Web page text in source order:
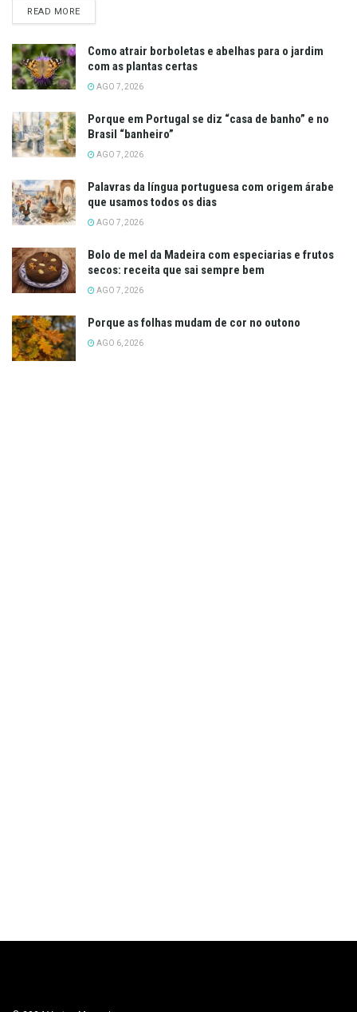
READ MOREDETAILS
Como atrair borboletas e abelhas para o jardim
com as plantas certas
AGO 7, 2026
Porque em Portugal se diz “casa de banho” e no
Brasil “banheiro”
AGO 7, 2026
Palavras da língua portuguesa com origem árabe
que usamos todos os dias
AGO 7, 2026
Bolo de mel da Madeira com especiarias e frutos
secos: receita que sai sempre bem
AGO 7, 2026
Porque as folhas mudam de cor no outono
AGO 6, 2026